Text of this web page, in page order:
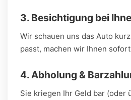
3. Besichtigung bei
Wir schauen uns das Auto
passt, machen wir Ihnen
4. Abholung &
Sie kriegen Ihr Geld bar (oder